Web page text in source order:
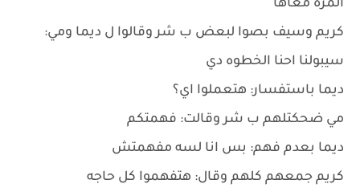
المره معاها
كريم وسيف بصوا لبعض ب شر وقالوا ل ديما ومي:
سيبولنا احنا الخطوه دي
ديما باستفسار: هتعملوا اي؟
مي ضحكتلهم ب شر وقالت: فهمتكم
ديما بعدم فهم: بس انا لسه مفهمتش
كريم جمعهم كلهم وقال: هتفهموا كل حاجه